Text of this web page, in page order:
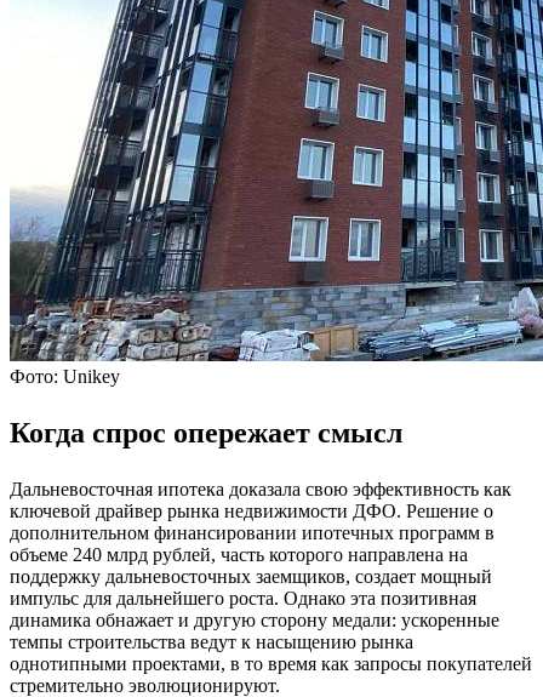
Фото: Unikey
Когда спрос опережает смысл
Дальневосточная ипотека доказала свою эффективность как
ключевой драйвер рынка недвижимости ДФО. Решение о
дополнительном финансировании ипотечных программ в
объеме 240 млрд рублей, часть которого направлена на
поддержку дальневосточных заемщиков, создает мощный
импульс для дальнейшего роста. Однако эта позитивная
динамика обнажает и другую сторону медали: ускоренные
темпы строительства ведут к насыщению рынка
однотипными проектами, в то время как запросы покупателей
стремительно эволюционируют.